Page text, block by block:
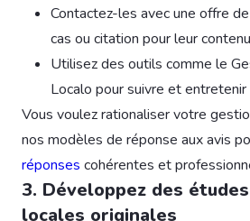
Contactez-les avec une offre
cas ou citation pour leur contenu
Utilisez des outils comme le
Localo pour suivre et
Vous voulez rationaliser votre
nos modèles de réponse aux avis
réponses cohérentes et
3. Développez des
locales originales